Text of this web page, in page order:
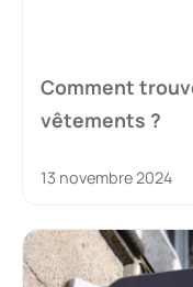
Comment
vêtements ?
13 novembre 2024